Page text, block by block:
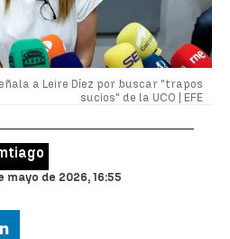
a Leire Díez por buscar "trapos
sucios" de la UCO | EFE
mayo de 2026, 16:55